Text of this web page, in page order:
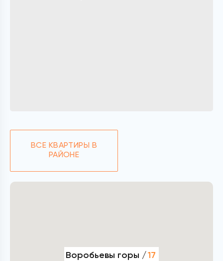
ВСЕ КВАРТИРЫ В
РАЙОНЕ
Воробьевы горы / 17